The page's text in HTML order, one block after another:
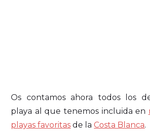
Os contamos ahora todos los
playa al que tenemos incluida en
playas favoritas de laCosta Blanca.